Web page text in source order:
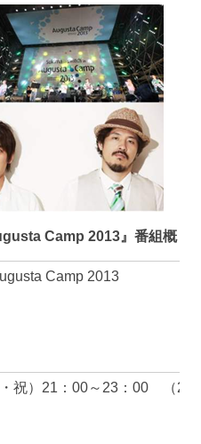
Camp 2013』番組概
Camp 2013
祝）21：00～23：00 （2